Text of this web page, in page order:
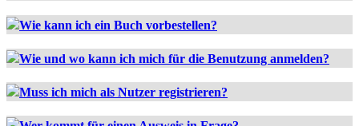
Wie kann ich ein Buch vorbestellen?
Wie und wo kann ich mich für die Benutzung anmelden?
Muss ich mich als Nutzer registrieren?